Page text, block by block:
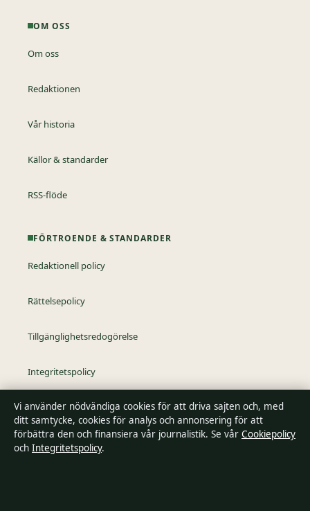
OM OSS
Om oss
Redaktionen
Vår historia
Källor & standarder
RSS-flöde
FÖRTROENDE & STANDARDER
Redaktionell policy
Rättelsepolicy
Tillgänglighetsredogörelse
Integritetspolicy
Kändisar & integritet
Vi använder nödvändiga cookies för att driva sajten och, med
ditt samtycke, cookies för analys och annonsering för att
förbättra den och finansiera vår journalistik. Se vår Cookiepolicy
och Integritetspolicy.